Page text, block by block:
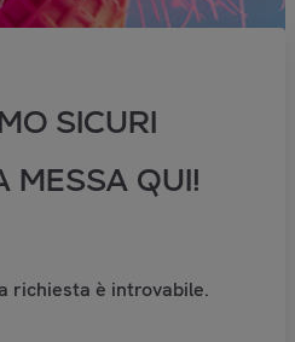
SICURI
MESSA QUI!
richiesta è introvabile.